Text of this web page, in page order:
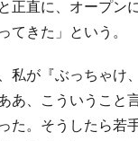
正直に、オープ
てきた」という。
私が『ぶっちゃ
あ、こういうこと
た。そうしたら若